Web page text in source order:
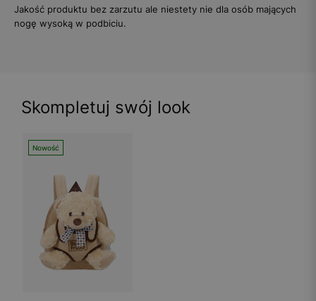
Jakość produktu bez zarzutu ale niestety nie dla osób mających
nogę wysoką w podbiciu.
Skompletuj swój look
Nowość